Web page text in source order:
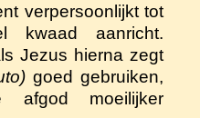
verpersoonlijkt tot
kwaad aanricht.
Jezus hierna zegt
goed gebruiken,
moeilijker